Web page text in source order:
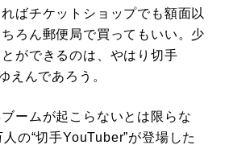
ばチケットショップでも額面以
ろん郵便局で買ってもいい。少
ができるのは、やはり切手
えんであろう。
ームが起こらないとは限らな
の“切手YouTuber”が登場した